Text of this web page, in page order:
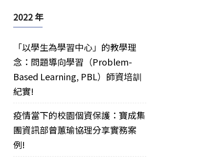
2022 年
「以學生為學習中心」的教學理
念：問題導向學習（Problem-
Based Learning, PBL）師資培訓
紀實!
疫情當下的校園個資保護：寶成集
團資訊部曾蕙瑜協理分享實務案
例!